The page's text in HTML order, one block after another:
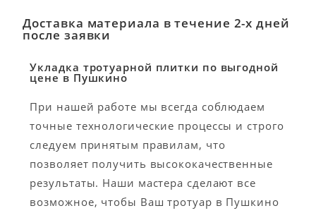
Доставка материала в течение 2-х дней
после заявки
Укладка тротуарной плитки по выгодной
цене в Пушкино
При нашей работе мы всегда соблюдаем
точные технологические процессы и строго
следуем принятым правилам, что
позволяет получить высококачественные
результаты. Наши мастера сделают все
возможное, чтобы Ваш тротуар в Пушкино